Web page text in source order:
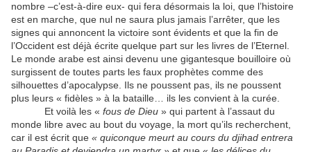
nombre –c’est-à-dire eux- qui fera désormais la loi, que l’histoire
est en marche, que nul ne saura plus jamais l’arrêter, que les
signes qui annoncent la victoire sont évidents et que la fin de
l’Occident est déjà écrite quelque part sur les livres de l’Eternel.
Le monde arabe est ainsi devenu une gigantesque bouilloire où
surgissent de toutes parts les faux prophètes comme des
silhouettes d’apocalypse. Ils ne poussent pas, ils ne poussent
plus leurs « fidèles » à la bataille… ils les convient à la curée.
Et voilà les « fous de Dieu » qui partent à l’assaut du
monde libre avec au bout du voyage, la mort qu’ils recherchent,
car il est écrit que « quiconque meurt au cours du djihad entrera